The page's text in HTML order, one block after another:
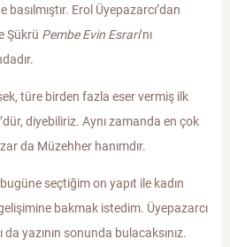
Erol Üyepazarcı’dan
Şükrü Pembe Evin Esrarı’nı
türe birden fazla eser vermiş ilk
diyebiliriz. Aynı zamanda en çok
da Müzehher hanımdır.
seçtiğim on yapıt ile kadın
bakmak istedim. Üyepazarcı
da yazının sonunda bulacaksınız.